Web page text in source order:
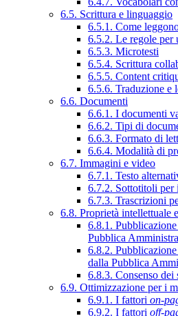
6.5. Scrittura e linguaggio
6.5.1. Come
6.5.2. Le regole per
6.5.3. Microtesti
6.5.4. Scrittura
6.5.5. Content
6.5.6. Traduzione e
6.6. Documenti
6.6.1. I documenti
6.6.2. Tipi di
6.6.3. Formato di
6.6.4. Modalità di
6.7. Immagini e video
6.7.1. Testo
6.7.2. Sottotitoli per
6.7.3. Trascrizioni
6.8. Proprietà intellettuale
6.8.1.
Pubblica
6.8.2.
dalla Pubblica
6.8.3. Consenso dei
6.9. Ottimizzazione per i
6.9.1. I fattori on-
6.9.2. I fattori off-